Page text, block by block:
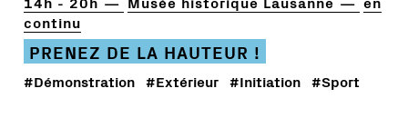
continu
PRENEZ DE LA HAUTEUR !
#Démonstration #Extérieur #Initiation #Sport